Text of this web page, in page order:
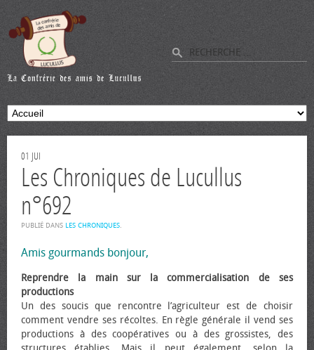
01 JUI
Les Chroniques de Lucullus
n°692
PUBLIÉ DANS LES CHRONIQUES.
Amis gourmands bonjour,
Reprendre la main sur la commercialisation de ses
productions
Un des soucis que rencontre l’agriculteur est de choisir
comment vendre ses récoltes. En règle générale il vend ses
productions à des coopératives ou à des grossistes, des